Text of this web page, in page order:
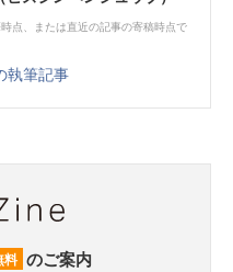
点、または直近の記事の寄稿時点で
執筆記事
料 のご案内